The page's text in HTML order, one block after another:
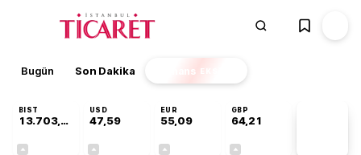
Bugün Son Dakika Finans EKSTRA
BIST
13.703,13
USD
47,59
EUR
55,09
GBP
64,21